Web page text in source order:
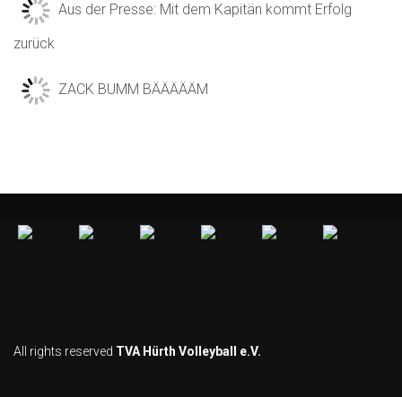
Aus der Presse: Mit dem Kapitän kommt Erfolg
zurück
ZACK BUMM BÄÄÄÄÄM
All rights reserved TVA Hürth Volleyball e.V.